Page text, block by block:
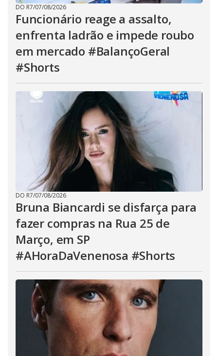
DO R7/07/08/2026
Funcionário reage a assalto,
enfrenta ladrão e impede roubo
em mercado #BalançoGeral
#Shorts
DO R7/07/08/2026
Bruna Biancardi se disfarça para
fazer compras na Rua 25 de
Março, em SP
#AHoraDaVenenosa #Shorts